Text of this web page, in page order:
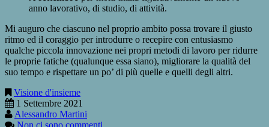
anno lavorativo, di studio, di attività.
Mi auguro che ciascuno nel proprio ambito possa trovare il giusto
ritmo ed il coraggio per introdurre o recepire con entusiasmo
qualche piccola innovazione nei propri metodi di lavoro per ridurre
le proprie fatiche (qualunque essa siano), migliorare la qualità del
suo tempo e rispettare un po’ di più quelle e quelli degli altri.
Visione d'insieme
1 Settembre 2021
Alessandro Martini
Non ci sono commenti